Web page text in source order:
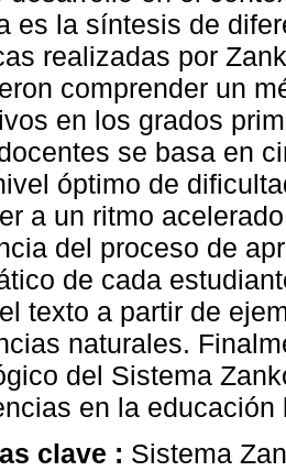
es la síntesis de
realizadas por
comprender un
en los grados
se basa en
óptimo de
a un ritmo
del proceso de
de cada
texto a partir de
naturales.
del Sistema
en la educación
clave : Sistema